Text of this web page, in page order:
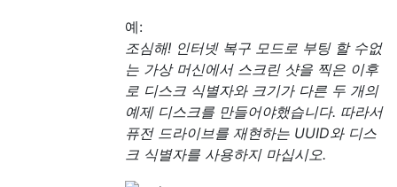
예:
조심해! 인터넷 복구 모드로 부팅 할 수없
는 가상 머신에서 스크린 샷을 찍은 이후
로 디스크 식별자와 크기가 다른 두 개의
예제 디스크를 만들어야했습니다. 따라서
퓨전 드라이브를 재현하는 UUID와 디스
크 식별자를 사용하지 마십시오.